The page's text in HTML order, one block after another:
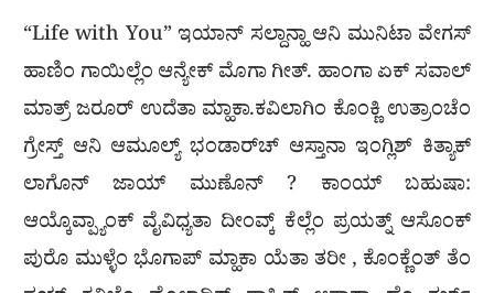
“Life with You” ಇಯಾನ್ ಸಲ್ದಾನ್ಹಾ ಆನಿ ಮುನಿಟಾ ವೇಗಸ್
ಹಾಣಿಂ ಗಾಯಿಲ್ಲೆಂ ಆನ್ಯೇಕ್ ಮೊಗಾ ಗೀತ್. ಹಾಂಗಾ ಏಕ್ ಸವಾಲ್
ಮಾತ್ರ್ ಜರೂರ್ ಉದೆತಾ ಮ್ಹಾಕಾ.ಕವಿಲಾಗಿಂ ಕೊಂಕ್ಣಿ ಉತ್ರಾಂಚೆಂ
ಗ್ರೇಸ್ತ್ ಆನಿ ಆಮೂಲ್ಯ್ ಭಂಡಾರ್‌ಚ್ ಆಸ್ತಾನಾ ಇಂಗ್ಲಿಶ್ ಕಿತ್ಯಾಕ್
ಲಾಗೊನ್ ಜಾಯ್ ಮುಣೊನ್ ? ಕಾಂಯ್ ಬಹುಷಾ:
ಆಯ್ಕೊವ್ಪ್ಯಾಂಕ್ ವೈವಿಧ್ಯತಾ ದೀಂವ್ಕ್ ಕೆಲ್ಲೆಂ ಪ್ರಯತ್ನ್ ಆಸೊಂಕ್
ಪುರೊ ಮುಳ್ಳೆಂ ಭೊಗಾಪ್ ಮ್ಹಾಕಾ ಯೆತಾ ತರೀ , ಕೊಂಕ್ಣೆಂತ್ ತೆಂ